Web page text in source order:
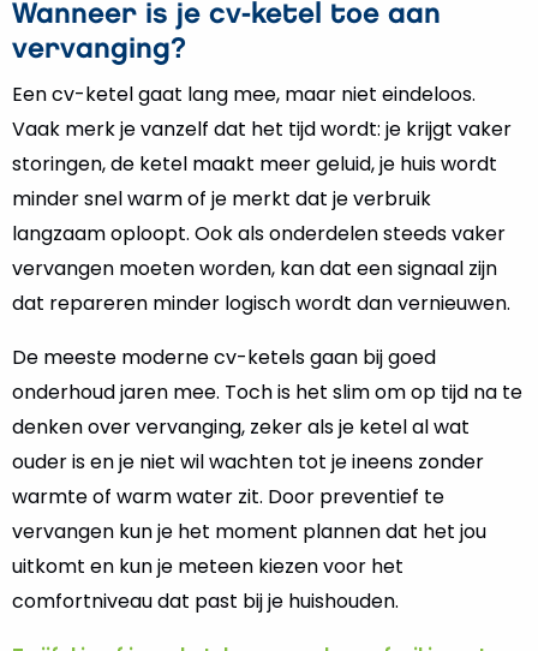
Wanneer is je cv-ketel toe aan
vervanging?
Een cv-ketel gaat lang mee, maar niet eindeloos.
Vaak merk je vanzelf dat het tijd wordt: je krijgt vaker
storingen, de ketel maakt meer geluid, je huis wordt
minder snel warm of je merkt dat je verbruik
langzaam oploopt. Ook als onderdelen steeds vaker
vervangen moeten worden, kan dat een signaal zijn
dat repareren minder logisch wordt dan vernieuwen.
De meeste moderne cv-ketels gaan bij goed
onderhoud jaren mee. Toch is het slim om op tijd na te
denken over vervanging, zeker als je ketel al wat
ouder is en je niet wil wachten tot je ineens zonder
warmte of warm water zit. Door preventief te
vervangen kun je het moment plannen dat het jou
uitkomt en kun je meteen kiezen voor het
comfortniveau dat past bij je huishouden.